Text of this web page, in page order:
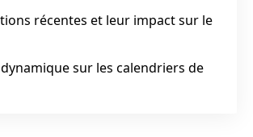
récentes et leur impact sur le
sur les calendriers de